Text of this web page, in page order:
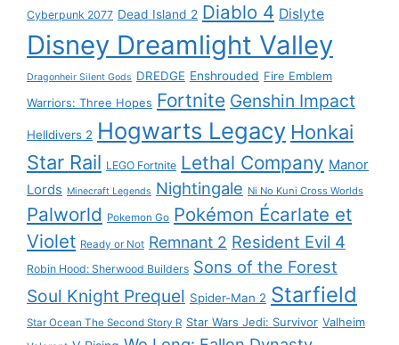
Cyberpunk 2077 Dead Island 2 Diablo 4 Dislyte
Disney Dreamlight Valley
Dragonheir Silent Gods DREDGE Enshrouded Fire Emblem
Warriors: Three Hopes Fortnite Genshin Impact
Helldivers 2 Hogwarts Legacy Honkai
Star Rail LEGO Fortnite Lethal Company Manor
Lords Minecraft Legends Nightingale Ni No Kuni Cross Worlds
Palworld Pokemon Go Pokémon Écarlate et
Violet Ready or Not Remnant 2 Resident Evil 4
Robin Hood: Sherwood Builders Sons of the Forest
Soul Knight Prequel Spider-Man 2 Starfield
Star Ocean The Second Story R Star Wars Jedi: Survivor Valheim